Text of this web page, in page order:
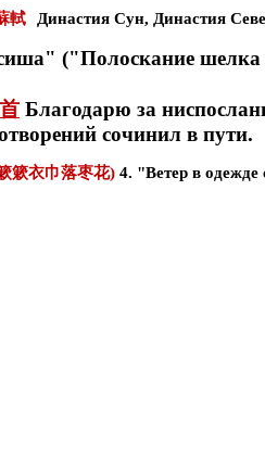
軾 Династия Сун, Династия
("Полоскание шелка
Благодарю за
сочинил в пути.
簌衣巾落枣花) 4. "Ветер в одежде